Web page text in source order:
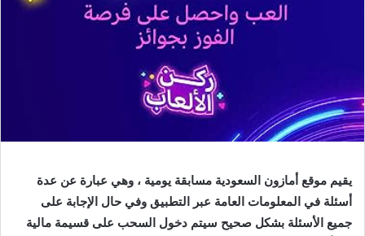
يقيم موقع أمازون السعودية مسابقة يومية ، وهي عبارة عن عدة
أسئلة في المعلومات العامة عبر التطبيق وفي حال الإجابة على
جميع الأسئلة بشكل صحيح سيتم دخول السحب على قسيمة مالية